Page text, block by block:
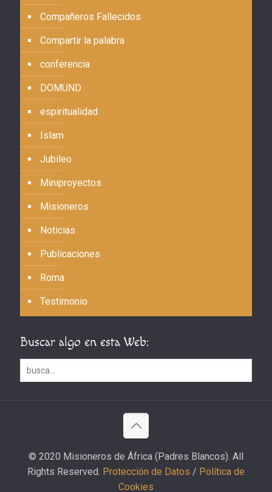
Compañeros Fallecidos
Compartir la palabra
conferencia
DOMUND
espiritualidad
Islam
Jubileo
Miniproyectos
Misioneros
Noticias
Publicaciones
Roma
Testimonio
Buscar algo en esta Web:
© 2020 Misioneros de África (Padres Blancos). All
Rights Reserved. Protección de Datos / Política de
Cookies